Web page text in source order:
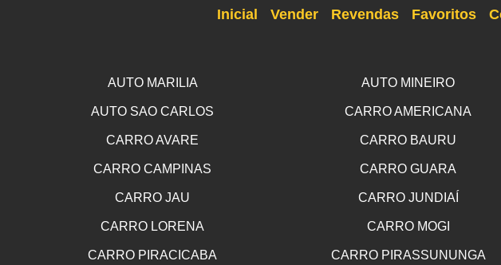
Inicial Vender Revendas Favoritos
AUTO MARILIA AUTO MINEIRO
AUTO SAO CARLOS CARRO AMERICANA
CARRO AVARE CARRO BAURU
CARRO CAMPINAS CARRO GUARA
CARRO JAU CARRO JUNDIAÍ
CARRO LORENA CARRO MOGI
CARRO PIRACICABA CARRO PIRASSUNUNGA